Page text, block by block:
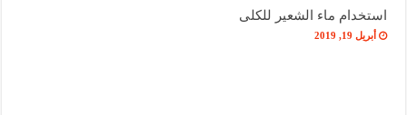
استخدام ماء الشعير للكلى
أبريل 19, 2019